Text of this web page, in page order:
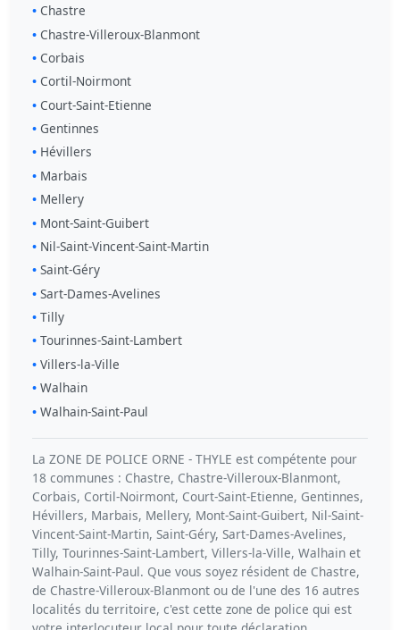
Chastre
Chastre-Villeroux-Blanmont
Corbais
Cortil-Noirmont
Court-Saint-Etienne
Gentinnes
Hévillers
Marbais
Mellery
Mont-Saint-Guibert
Nil-Saint-Vincent-Saint-Martin
Saint-Géry
Sart-Dames-Avelines
Tilly
Tourinnes-Saint-Lambert
Villers-la-Ville
Walhain
Walhain-Saint-Paul
La ZONE DE POLICE ORNE - THYLE est compétente pour
18 communes : Chastre, Chastre-Villeroux-Blanmont,
Corbais, Cortil-Noirmont, Court-Saint-Etienne, Gentinnes,
Hévillers, Marbais, Mellery, Mont-Saint-Guibert, Nil-Saint-
Vincent-Saint-Martin, Saint-Géry, Sart-Dames-Avelines,
Tilly, Tourinnes-Saint-Lambert, Villers-la-Ville, Walhain et
Walhain-Saint-Paul. Que vous soyez résident de Chastre,
de Chastre-Villeroux-Blanmont ou de l'une des 16 autres
localités du territoire, c'est cette zone de police qui est